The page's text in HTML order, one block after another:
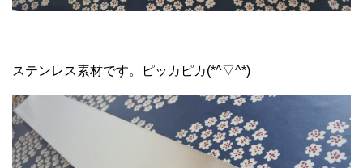
ステンレス素材です。ピッカピカ(*^▽^*)